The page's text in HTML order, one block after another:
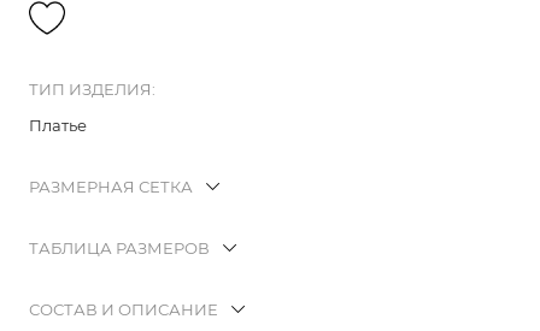
ТИП ИЗДЕЛИЯ:
Платье
РАЗМЕРНАЯ СЕТКА
ТАБЛИЦА РАЗМЕРОВ
СОСТАВ И ОПИСАНИЕ